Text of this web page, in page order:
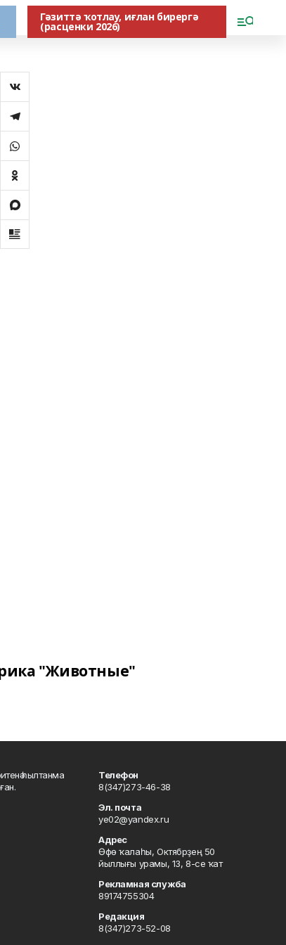
Гәзиттә ҡотлау, иғлан бирергә
(расценки 2026)
"Животные"
һылтанма
Телефон
8(347)273-46-38
Эл. почта
ye02@yandex.ru
Адрес
Өфө ҡалаһы, Октябрҙең 50
йыллығы урамы, 13, 8-се ҡат
Рекламная служба
89174755304
Редакция
8(347)273-52-08